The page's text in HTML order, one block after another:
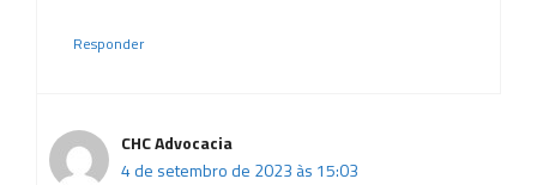
Responder
CHC Advocacia
4 de setembro de 2023 às 15:03